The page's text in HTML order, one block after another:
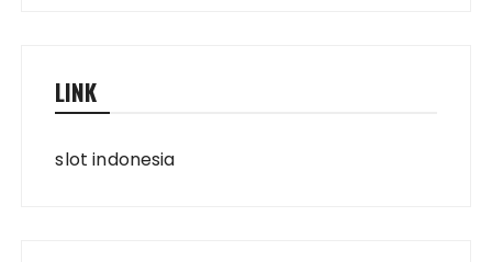
LINK
slot indonesia